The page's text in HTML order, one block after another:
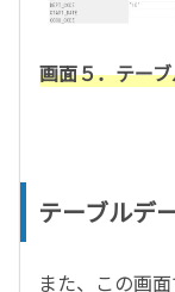
画面５．テー
テーブルデ
また、この画